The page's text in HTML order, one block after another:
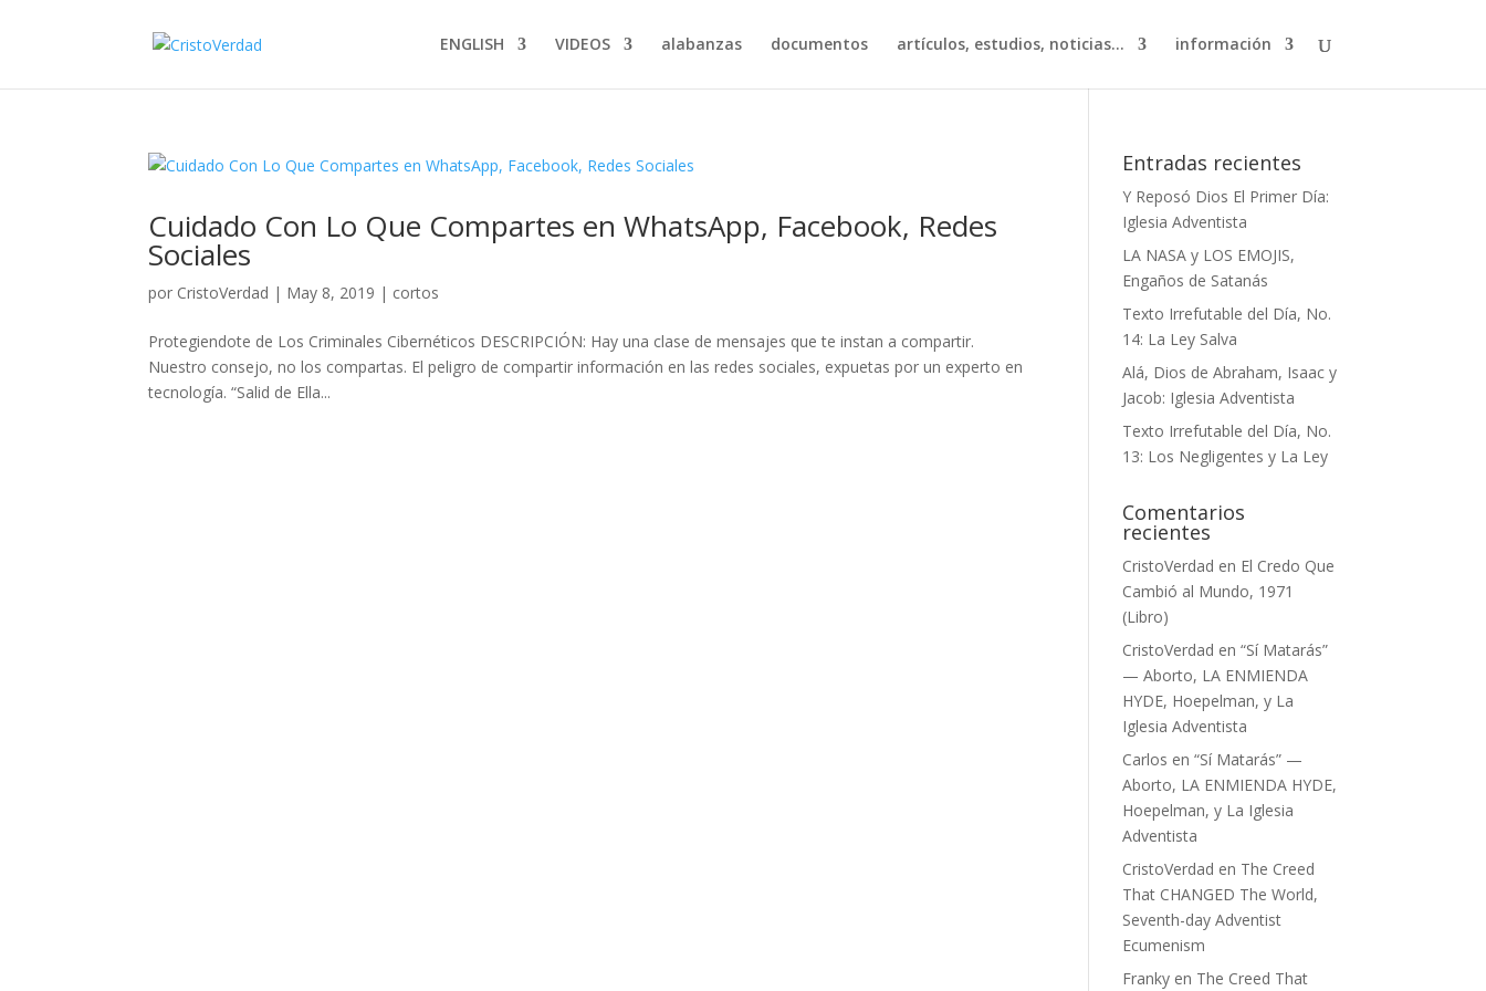
ENGLISH VIDEOS alabanzas documentos artículos, estudios, noticias… información
Cuidado Con Lo Que Compartes en WhatsApp, Facebook, Redes
Sociales
por CristoVerdad | May 8, 2019 | cortos
Protegiendote de Los Criminales Cibernéticos DESCRIPCIÓN: Hay una clase de mensajes que te instan a compartir.
Nuestro consejo, no los compartas. El peligro de compartir información en las redes sociales, expuetas por un experto en
tecnología. “Salid de Ella...
Entradas recientes
Y Reposó Dios El Primer Día:
Iglesia Adventista
LA NASA y LOS EMOJIS,
Engaños de Satanás
Texto Irrefutable del Día, No.
14: La Ley Salva
Alá, Dios de Abraham, Isaac y
Jacob: Iglesia Adventista
Texto Irrefutable del Día, No.
13: Los Negligentes y La Ley
Comentarios
recientes
CristoVerdad en El Credo Que
Cambió al Mundo, 1971
(Libro)
CristoVerdad en“Sí Matarás”
— Aborto, LA ENMIENDA
HYDE, Hoepelman, y La
Iglesia Adventista
Carlos en“Sí Matarás” —
Aborto, LA ENMIENDA HYDE,
Hoepelman, y La Iglesia
Adventista
CristoVerdad en The Creed
That CHANGED The World,
Seventh-day Adventist
Ecumenism
Franky en The Creed That